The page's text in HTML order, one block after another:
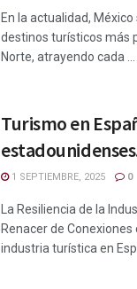
En la actualidad,
destinos turísticos más
Norte, atrayendo cada ...
Turismo en
1 SEPTIEMBRE, 2025 0
La Resiliencia de la
Renacer de Conexiones
industria turística en